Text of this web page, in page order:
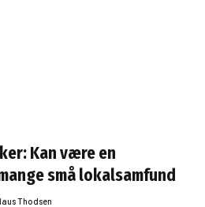
Kan være en
små lokalsamfund
Thodsen